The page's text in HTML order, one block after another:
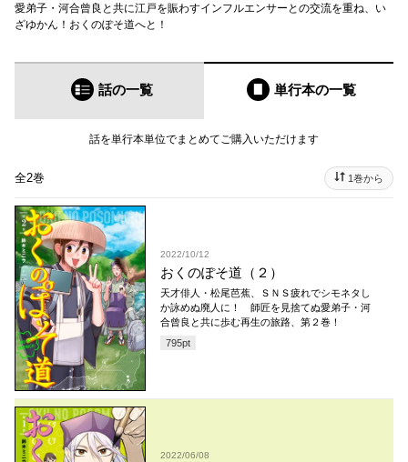
愛弟子・河合曾良と共に江戸を賑わすインフルエンサーとの交流を重ね、い
ざゆかん！おくのぽそ道へと！
話の一覧 単行本の一覧
話を単行本単位でまとめてご購入いただけます
全2巻 1巻から
2022/10/12
おくのぽそ道（２）
天才俳人・松尾芭蕉、ＳＮＳ疲れでシモネタし
か詠めぬ廃人に！ 師匠を見捨てぬ愛弟子・河
合曾良と共に歩む再生の旅路、第２巻！
795pt
2022/06/08